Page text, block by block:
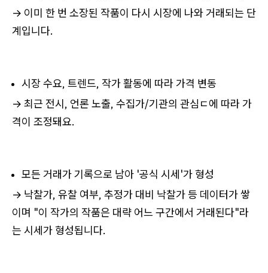
→ 이미 한 번 소장된 작품이 다시 시장에 나와 거래되는 단
계입니다.
시장 수요, 트렌드, 작가 활동에 따라 가격 변동
→ 최근 전시, 언론 노출, 수집가/기관의 관심ㄷ에 따라 가
격이 조정돼요.
모든 거래가 기록으로 남아 '공식 시세'가 형성
→ 낙찰가, 유찰 여부, 추정가 대비 낙찰가 등 데이터가 쌓
이며 "이 작가의 작품은 대략 어느 구간에서 거래된다"라
는 시세가 형성됩니다.